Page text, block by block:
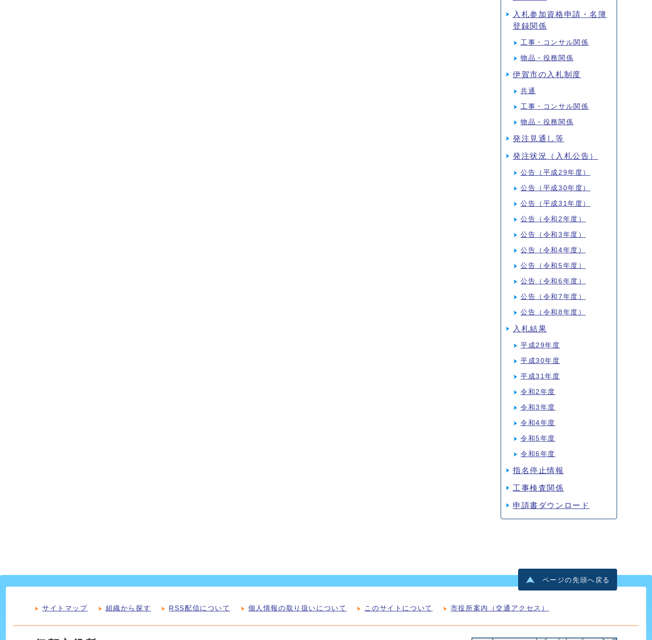
入札参加資格申請・名簿
登録関係
工事・コンサル関係
物品・役務関係
伊賀市の入札制度
共通
工事・コンサル関係
物品・役務関係
発注見通し等
発注状況（入札公告）
公告（平成29年度）
公告（平成30年度）
公告（平成31年度）
公告（令和2年度）
公告（令和3年度）
公告（令和4年度）
公告（令和5年度）
公告（令和6年度）
公告（令和7年度）
公告（令和8年度）
入札結果
平成29年度
平成30年度
平成31年度
令和2年度
令和3年度
令和4年度
令和5年度
令和6年度
指名停止情報
工事検査関係
申請書ダウンロード
ページの先頭へ戻る
サイトマップ 組織から探す RSS配信について 個人情報の取り扱いについて このサイトについて 市役所案内（交通アクセス）